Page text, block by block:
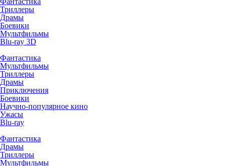
Триллеры
Драмы
Боевики
Мультфильмы
Blu-ray 3D
Фантастика
Мультфильмы
Триллеры
Драмы
Приключения
Боевики
Научно-популярное кино
Ужасы
Blu-ray
Фантастика
Драмы
Триллеры
Мультфильмы